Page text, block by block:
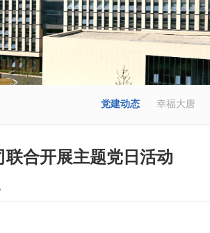
党建动态 幸福大唐
合开展主题党日活动